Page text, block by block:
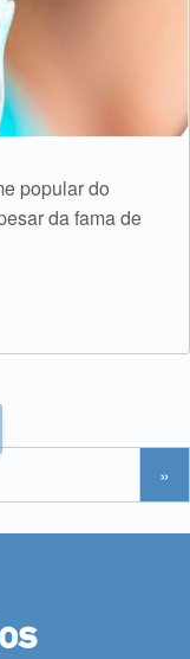
popular do
da fama de
»